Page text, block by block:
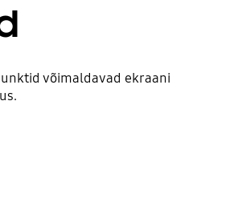
võimaldavad ekraani